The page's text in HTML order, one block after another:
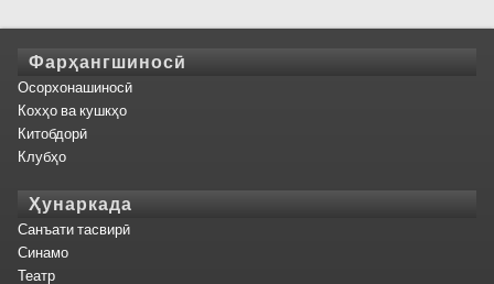
Фарҳангшиносӣ
Осорхонашиносӣ
Кохҳо ва кушкҳо
Китобдорӣ
Клубҳо
Ҳунаркада
Санъати тасвирӣ
Синамо
Театр